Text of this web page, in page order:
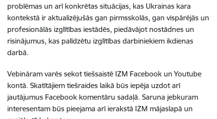
problēmas un arī konkrētas situācijas, kas Ukrainas kara
kontekstā ir aktualizējušās gan pirmsskolās, gan vispārējās un
profesionālās izglītības iestādēs, piedāvājot nostādnes un
risinājumus, kas palīdzētu izglītības darbiniekiem ikdienas
darbā.
Vebināram varēs sekot tiešsaistē IZM Facebook un Youtube
kontā. Skatītājiem tiešraides laikā būs iepēja uzdot arī
jautājumus Facebook komentāru sadaļā. Saruna jebkuram
interesentam būs pieejama arī ierakstā IZM mājaslapā un